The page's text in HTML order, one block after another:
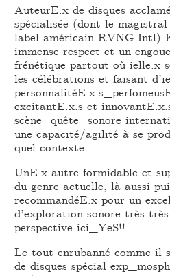
AuteurE.x de disques
spécialisée (dont le
label américain RVNG Intl)
immense respect et un
frénétique partout où ielle.x
les célébrations et faisant
excitantE.x.s et
scène_quête_sonore
une capacité/agilité à se
quel contexte.
UnE.x autre formidable et
du genre actuelle, là aussi
recommandéE.x pour un
d’exploration sonore très
perspective ici_YeS!!
Le tout enrubanné comme il
de disques spécial